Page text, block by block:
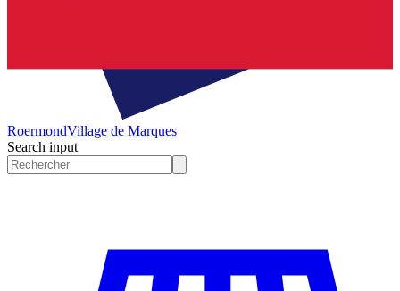
RoermondVillage de Marques
Search input